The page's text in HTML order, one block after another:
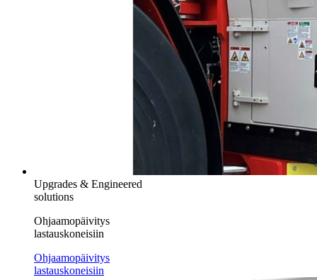
Upgrades & Engineered
solutions
Ohjaamopäivitys
lastauskoneisiin
Ohjaamopäivitys
lastauskoneisiin